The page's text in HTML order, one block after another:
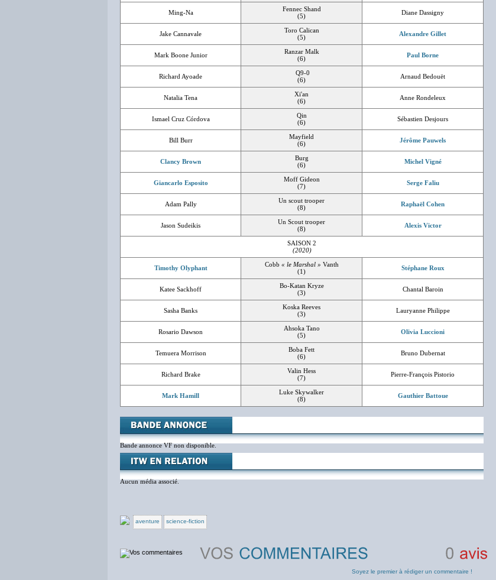
Ming-Na
Fennec Shand
(5)
Diane Dassigny
Jake Cannavale
Toro Calican
(5)
Alexandre Gillet
Mark Boone Junior
Ranzar Malk
(6)
Paul Borne
Richard Ayoade
Q9-0
(6)
Arnaud Bedouët
Natalia Tena
Xi'an
(6)
Anne Rondeleux
Ismael Cruz Córdova
Qin
(6)
Sébastien Desjours
Bill Burr
Mayfield
(6)
Jérôme Pauwels
Clancy Brown
Burg
(6)
Michel Vigné
Giancarlo Esposito
Moff Gideon
(7)
Serge Faliu
Adam Pally
Un scout trooper
(8)
Raphaël Cohen
Jason Sudeikis
Un Scout trooper
(8)
Alexis Victor
SAISON 2
(2020)
Timothy Olyphant Cobb « le Marshal » Vanth
(1)
Stéphane Roux
Katee Sackhoff
Bo-Katan Kryze
(3)
Chantal Baroin
Sasha Banks
Koska Reeves
(3)
Lauryanne Philippe
Rosario Dawson
Ahsoka Tano
(5)
Olivia Luccioni
Temuera Morrison
Boba Fett
(6)
Bruno Dubernat
Richard Brake
Valin Hess
(7)
Pierre-François Pistorio
Mark Hamill
Luke Skywalker
(8)
Gauthier Battoue
Bande annonce VF non disponible.
Aucun média associé.
aventure science-fiction
Soyez le premier à rédiger un commentaire !